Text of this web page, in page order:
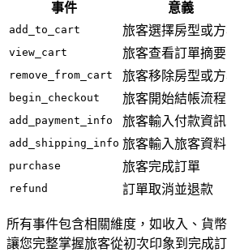
事件
意義
add_to_cart 旅客選擇房型或
view_cart 旅客查看訂單摘要
remove_from_cart 旅客移除房型或
begin_checkout 旅客開始結帳流程
add_payment_info 旅客輸入付款資訊
add_shipping_info 旅客輸入旅客資料
purchase 旅客完成訂單
refund 訂單取消並退款
所有事件包含相關維度，如收入、貨
讓您完整掌握旅客從初次印象到完成